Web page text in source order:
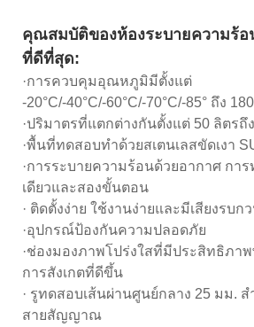
คุณสมบัติของห้องระบายความร้
ที่ดีที่สุด:
·การควบคุมอุณหภูมิมีตั้งแต่
-20°C/-40°C/-60°C/-70°C/-85° ถึง
·ปริมาตรที่แตกต่างกันตั้งแต่ 50 ลิตรถึ
·พื้นที่ทดสอบทำด้วยสเตนเลสขัดเงา
·การระบายความร้อนด้วยอากาศ กา
เดียวและสองขั้นตอน
· ติดตั้งง่าย ใช้งานง่ายและมีเสียงรบก
·อุปกรณ์ป้องกันความปลอดภัย
·ช่องมองภาพโปร่งใสที่มีประสิทธิภา
การสังเกตที่ดีขึ้น
· รูทดสอบเส้นผ่านศูนย์กลาง 25 มม.
สายสัญญาณ